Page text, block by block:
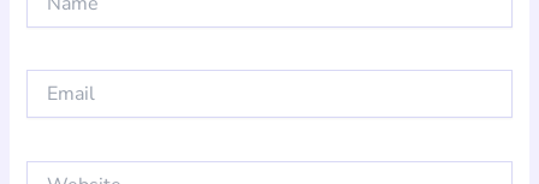
Email
Website